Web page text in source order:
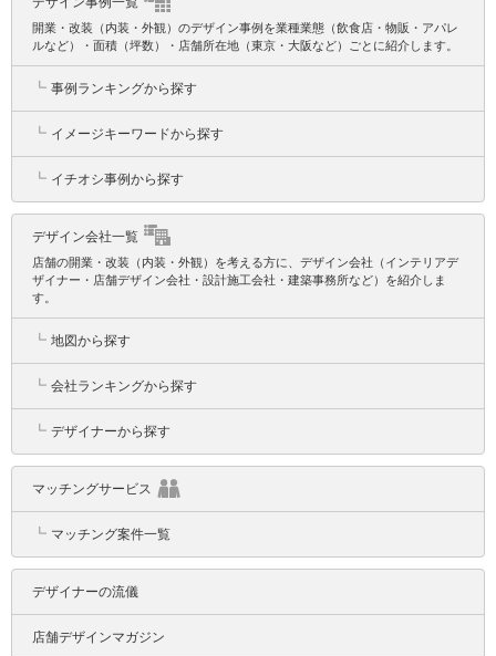
開業・改装（内装・外観）のデザイン事例を業種業態（飲食店・物販・アパレ
ルなど）・面積（坪数）・店舗所在地（東京・大阪など）ごとに紹介します。
┗ 事例ランキングから探す
┗ イメージキーワードから探す
┗ イチオシ事例から探す
デザイン会社一覧
店舗の開業・改装（内装・外観）を考える方に、デザイン会社（インテリアデ
ザイナー・店舗デザイン会社・設計施工会社・建築事務所など）を紹介しま
す。
┗ 地図から探す
┗ 会社ランキングから探す
┗ デザイナーから探す
マッチングサービス
┗ マッチング案件一覧
デザイナーの流儀
店舗デザインマガジン